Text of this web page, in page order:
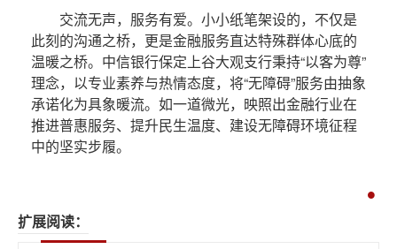
交流无声，服务有爱。小小纸笔架设的，不仅是
此刻的沟通之桥，更是金融服务直达特殊群体心底的
温暖之桥。中信银行保定上谷大观支行秉持“以客为尊”
理念，以专业素养与热情态度，将“无障碍”服务由抽象
承诺化为具象暖流。如一道微光，映照出金融行业在
推进普惠服务、提升民生温度、建设无障碍环境征程
中的坚实步履。
扩展阅读：